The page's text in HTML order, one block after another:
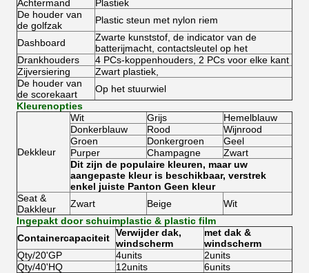
Achtermand
Plastiek
De houder van
de golfzak
Plastic steun met nylon riem
Dashboard
Zwarte kunststof, de indicator van de
batterijmacht, contactsleutel op het
Drankhouders
4 PCs-koppenhouders, 2 PCs voor elke kant
Zijversiering
Zwart plastiek,
De houder van
de scorekaart
Op het stuurwiel
Kleurenopties
Dekkleur
Wit Grijs
Hemelblauw
Donkerblauw
Rood
Wijnrood
Groen
Donkergroen
Geel
Purper
Champagne
Zwart
Dit zijn de populaire kleuren, maar uw
aangepaste kleur is beschikbaar, verstrek
enkel juiste Panton Geen kleur
Seat &
Dakkleur
Zwart Beige
Wit
Ingepakt door schuimplastic & plastic film
Containercapaciteit Verwijder dak,
windscherm
met dak &
windscherm
Qty/20'GP
4units
2units
Qty/40'HQ
12units 6units